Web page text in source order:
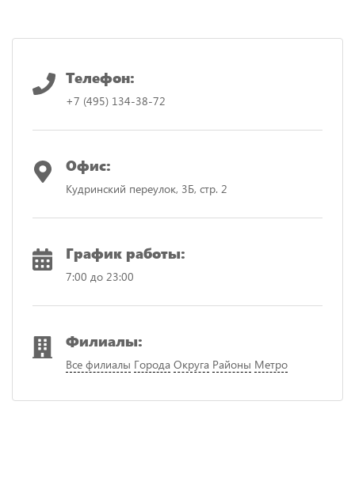
Телефон:
+7 (495) 134-38-72
Офис:
Кудринский переулок, 3Б, стр. 2
График работы:
7:00 до 23:00
Филиалы:
Все филиалы Города Округа Районы Метро